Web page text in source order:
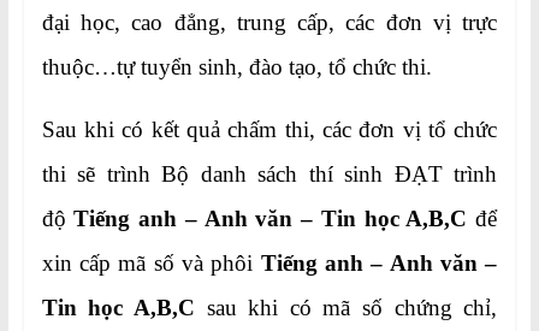
đại học, cao đẳng, trung cấp, các đơn vị trực
thuộc…tự tuyển sinh, đào tạo, tổ chức thi.
Sau khi có kết quả chấm thi, các đơn vị tổ chức
thi sẽ trình Bộ danh sách thí sinh ĐẠT trình
độ Tiếng anh – Anh văn – Tin học A,B,Cđể
xin cấp mã số và phôi Tiếng anh – Anh văn –
Tin học A,B,C sau khi có mã số chứng chỉ,